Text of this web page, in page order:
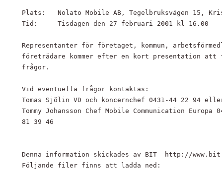
Plats:   Nolato Mobile AB, Tegelbruksvägen 15,
Tid:     Tisdagen den 27 februari 2001 kl 16.00
Representanter för företaget, kommun,
företrädare kommer efter en kort presentation
frågor.
Vid eventuella frågor kontaktas:
Tomas Sjölin VD och koncernchef 0431-44 22 94
Tommy Johansson Chef Mobile Communication
81 39 46
Denna information skickades av BIT  http://
Följande filer finns att ladda ned: